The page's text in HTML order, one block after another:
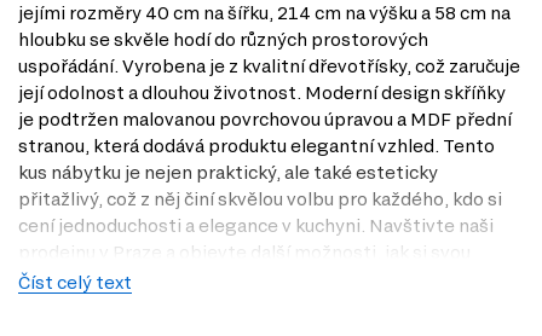
jejími rozměry 40 cm na šířku, 214 cm na výšku a 58 cm na
hloubku se skvěle hodí do různých prostorových
uspořádání. Vyrobena je z kvalitní dřevotřísky, což zaručuje
její odolnost a dlouhou životnost. Moderní design skříňky
je podtržen malovanou povrchovou úpravou a MDF přední
stranou, která dodává produktu elegantní vzhled. Tento
kus nábytku je nejen praktický, ale také esteticky
přitažlivý, což z něj činí skvělou volbu pro každého, kdo si
cení jednoduchosti a elegance v kuchyni. Navštivte naši
prodejnu v Praze a objevte další možnosti, jak si svou
kuchyni vylepšit.
Číst celý text